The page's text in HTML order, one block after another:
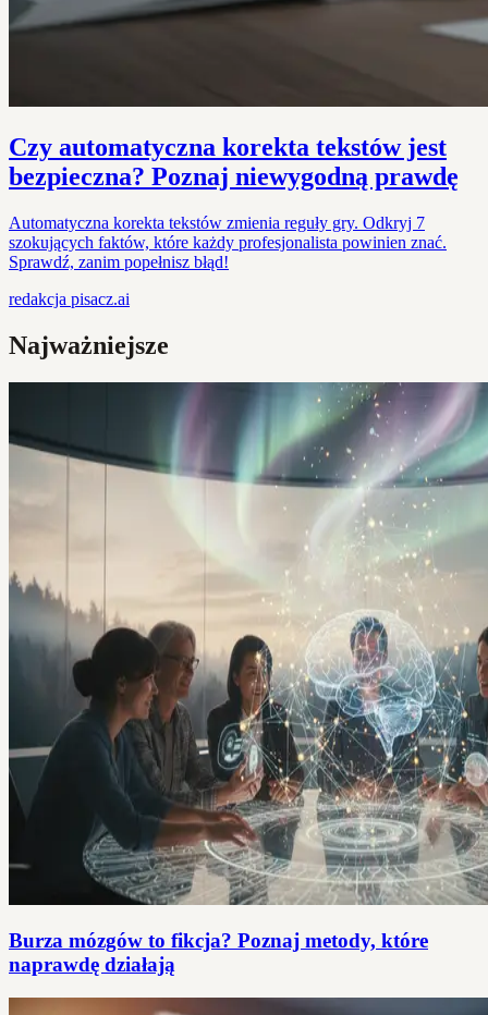
Czy automatyczna korekta tekstów jest
bezpieczna? Poznaj niewygodną prawdę
Automatyczna korekta tekstów zmienia reguły gry. Odkryj 7
szokujących faktów, które każdy profesjonalista powinien znać.
Sprawdź, zanim popełnisz błąd!
redakcja pisacz.ai
Najważniejsze
Burza mózgów to fikcja? Poznaj metody, które
naprawdę działają